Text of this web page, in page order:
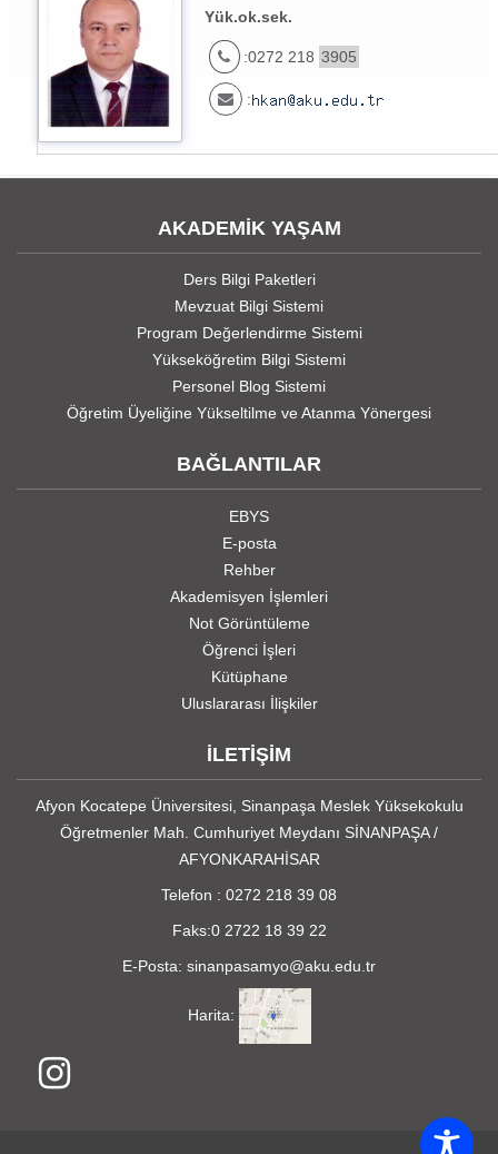
Yük.ok.sek.
:0272 218 3905
:
AKADEMİK YAŞAM
Ders Bilgi Paketleri
Mevzuat Bilgi Sistemi
Program Değerlendirme Sistemi
Yükseköğretim Bilgi Sistemi
Personel Blog Sistemi
Öğretim Üyeliğine Yükseltilme ve Atanma Yönergesi
BAĞLANTILAR
EBYS
E-posta
Rehber
Akademisyen İşlemleri
Not Görüntüleme
Öğrenci İşleri
Kütüphane
Uluslararası İlişkiler
İLETİŞİM
Afyon Kocatepe Üniversitesi, Sinanpaşa Meslek Yüksekokulu
Öğretmenler Mah. Cumhuriyet Meydanı SİNANPAŞA /
AFYONKARAHİSAR
Telefon : 0272 218 39 08
Faks:0 2722 18 39 22
E-Posta: sinanpasamyo@aku.edu.tr
Harita: